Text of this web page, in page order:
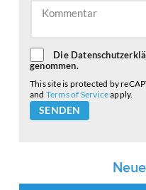
Die
genommen.
This site is protected by
and Terms of Serviceapply.
Please
leave